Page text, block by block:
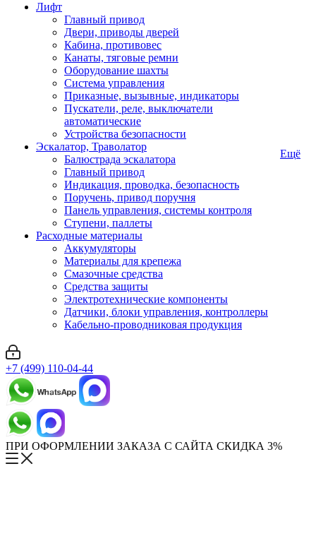
Лифт
Главный привод
Двери, приводы дверей
Кабина, противовес
Канаты, тяговые ремни
Оборудование шахты
Система управления
Приказные, вызывные, индикаторы
Пускатели, реле, выключатели
автоматические
Устройства безопасности
Эскалатор, Траволатор
Балюстрада эскалатора
Главный привод
Индикация, проводка, безопасность
Поручень, привод поручня
Панель управления, системы контроля
Ступени, паллеты
Расходные материалы
Аккумуляторы
Материалы для крепежа
Смазочные средства
Средства защиты
Электротехнические компоненты
Датчики, блоки управления, контроллеры
Кабельно-проводниковая продукция
Ещё
+7 (499) 110-04-44
ПРИ ОФОРМЛЕНИИ ЗАКАЗА С САЙТА СКИДКА 3%